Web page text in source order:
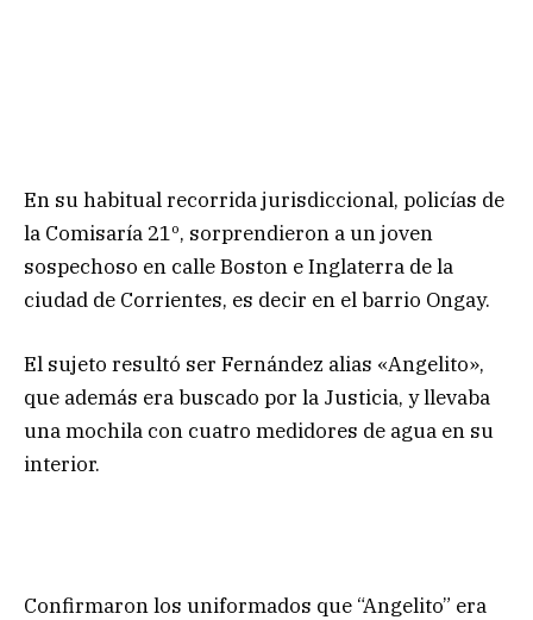
En su habitual recorrida jurisdiccional, policías de
la Comisaría 21º, sorprendieron a un joven
sospechoso en calle Boston e Inglaterra de la
ciudad de Corrientes, es decir en el barrio Ongay.
El sujeto resultó ser Fernández alias «Angelito»,
que además era buscado por la Justicia, y llevaba
una mochila con cuatro medidores de agua en su
interior.
Confirmaron los uniformados que “Angelito” era